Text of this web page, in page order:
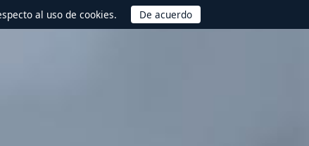
al uso de cookies.